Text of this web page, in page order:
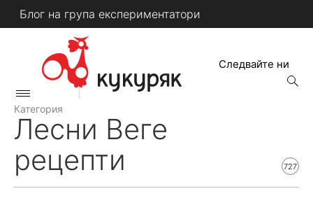
Skip
to
Блог на група експериментатори
Primary
MenuКУКУРЯК
Следвайте ни
open
Категория
Лесни Веге
рецепти
727